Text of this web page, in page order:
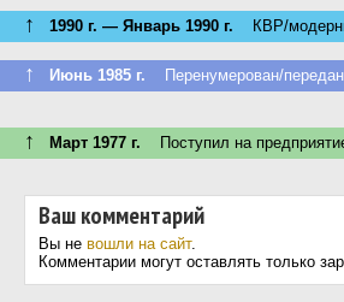
↑ 1990 г. — Январь 1990 г. КВР/
↑ Июнь 1985 г. Перенумерован/передан
↑ Март 1977 г. Поступил на
Ваш комментарий
Вы не вошли на сайт.
Комментарии могут оставлять только